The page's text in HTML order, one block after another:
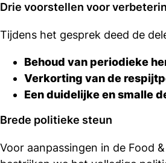
Drie voorstellen voor
Tijdens het gesprek deed de
Behoud van periodieke
Verkorting van de
Een duidelijke en smalle
Brede politieke steun
Voor aanpassingen in de Food